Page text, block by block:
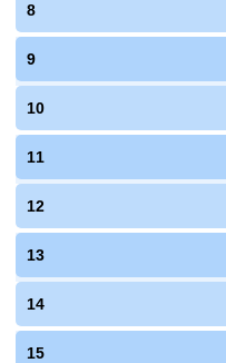
8
9
10
11
12
13
14
15